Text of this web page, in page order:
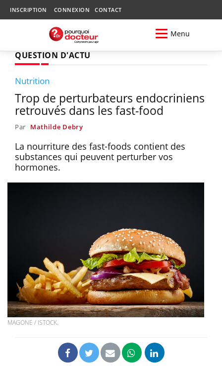
INSCRIPTION CONNEXION CONTACT
Menu
QUESTION D'ACTU
Nutrition
Trop de perturbateurs endocriniens
retrouvés dans les fast-food
Par Mathilde Debry
La nourriture des fast-foods contient des
substances qui peuvent perturber vos
hormones.
MAGONE / ISTOCK.